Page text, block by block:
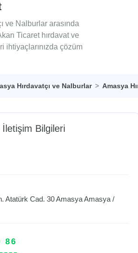
ve Nalburlar arasında
Ticaret hırdavat ve
ihtiyaçlarınızda çözüm
Hırdavatçı ve Nalburlar Amasya
İletişim Bilgileri
Atatürk Cad. 30 AmasyaAmasya /
86